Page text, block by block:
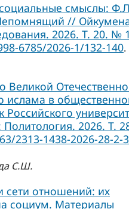
смыслы:
//
2026. Т. 20. №
6785/2026-1/132-140.
Великой
ислама в
2026. Т.
2313-1438-2026-28-2-
С.Ш.
сети отношений: их
социум. Материалы